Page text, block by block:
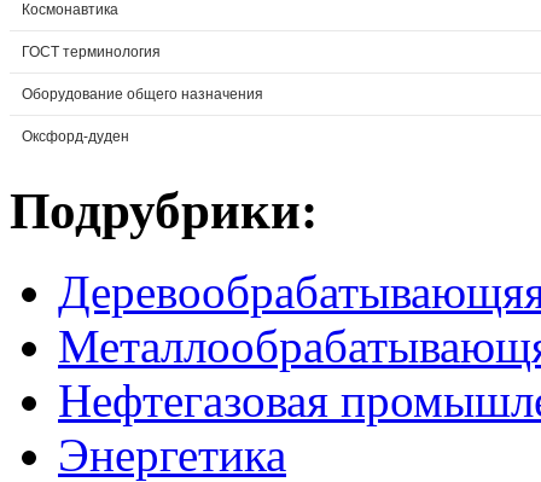
Космонавтика
ГОСТ терминология
Оборудование общего назначения
Оксфорд-дуден
Подрубрики:
Нефтегазовая
Энергетика